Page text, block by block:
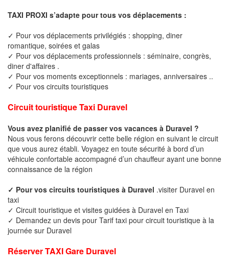
TAXI PROXI s’adapte pour tous vos déplacements :
✓ Pour vos déplacements privilégiés : shopping, diner
romantique, soirées et galas
✓ Pour vos déplacements professionnels : séminaire, congrès,
diner d'affaires .
✓ Pour vos moments exceptionnels : mariages, anniversaires ..
✓ Pour vos circuits touristiques
Circuit touristique Taxi Duravel
Vous avez planifié de passer vos vacances à Duravel ?
Nous vous ferons découvrir cette belle région en suivant le circuit
que vous aurez établi. Voyagez en toute sécurité à bord d’un
véhicule confortable accompagné d’un chauffeur ayant une bonne
connaissance de la région
✓ Pour vos circuits touristiques à Duravel .visiter Duravel en
taxi
✓ Circuit touristique et visites guidées à Duravel en Taxi
✓ Demandez un devis pour Tarif taxi pour circuit touristique à la
journée sur Duravel
Réserver TAXI Gare Duravel